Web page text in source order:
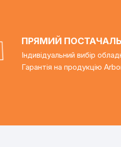
ПРЯМИЙ
Індивідуальний вибір
Гарантія на продукцію